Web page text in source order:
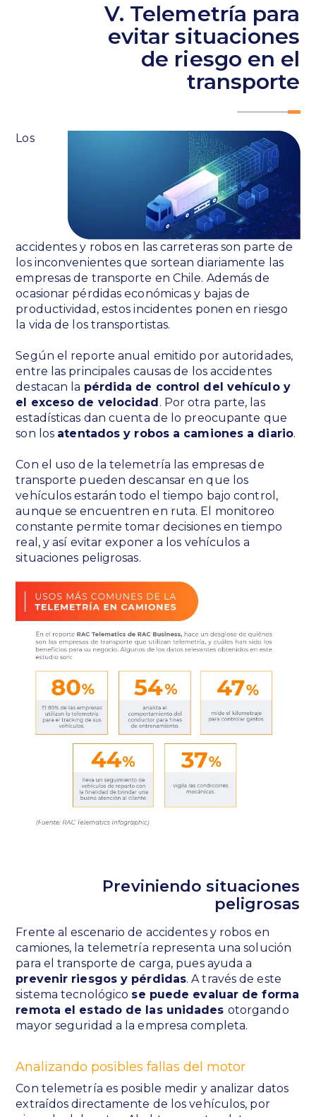
V. Telemetría para
evitar situaciones
de riesgo en el
transporte
Los
accidentes y robos en las carreteras son parte de
los inconvenientes que sortean diariamente las
empresas de transporte en Chile. Además de
ocasionar pérdidas económicas y bajas de
productividad, estos incidentes ponen en riesgo
la vida de los transportistas.
Según el reporte anual emitido por autoridades,
entre las principales causas de los accidentes
destacan la pérdida de control del vehículo y
el exceso de velocidad . Por otra parte, las
estadísticas dan cuenta de lo preocupante que
son los atentados y robos a camiones a diario.
Con el uso de la telemetría las empresas de
transporte pueden descansar en que los
vehículos estarán todo el tiempo bajo control,
aunque se encuentren en ruta. El monitoreo
constante permite tomar decisiones en tiempo
real, y así evitar exponer a los vehículos a
situaciones peligrosas.
Previniendo situaciones
peligrosas
Frente al escenario de accidentes y robos en
camiones, la telemetría representa una solución
para el transporte de carga, pues ayuda a
prevenir riesgos y pérdidas. A través de este
sistema tecnológico se puede evaluar de forma
remota el estado de las unidades otorgando
mayor seguridad a la empresa completa.
Analizando posibles fallas del motor
Con telemetría es posible medir y analizar datos
extraídos directamente de los vehículos, por